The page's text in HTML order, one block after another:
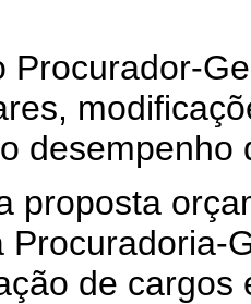
Procurador-
proposta
Procuradoria-
de cargos